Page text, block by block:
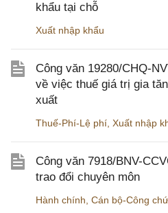
khẩu tại chỗ
Xuất nhập khẩu
Công văn 19280/CHQ-
về việc thuế giá trị gia
xuất
Thuế-Phí-Lệ phí Xuất nhập
Công văn 7918/BNV-
trao đổi chuyên môn
Hành chính Cán bộ-Công